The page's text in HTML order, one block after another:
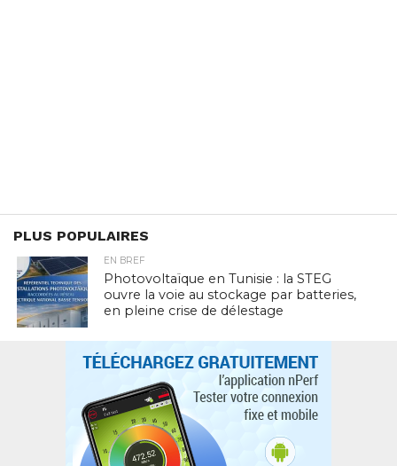
PLUS POPULAIRES
EN BREF
Photovoltaïque en Tunisie : la STEG
ouvre la voie au stockage par batteries,
en pleine crise de délestage